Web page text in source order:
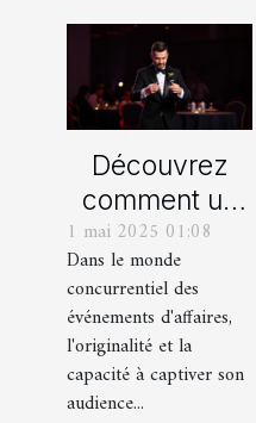
Découvrez
comment un
spectacle de
magie
transforme les
événements
professionnels
1 mai 2025 01:08
Dans le monde
concurrentiel des
événements d'affaires,
l'originalité et la
capacité à captiver son
audience...